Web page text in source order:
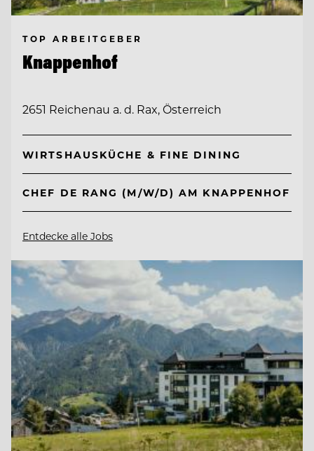
TOP ARBEITGEBER
Knappenhof
2651 Reichenau a. d. Rax, Österreich
WIRTSHAUSKÜCHE & FINE DINING
CHEF DE RANG (M/W/D) AM KNAPPENHOF
Entdecke alle Jobs